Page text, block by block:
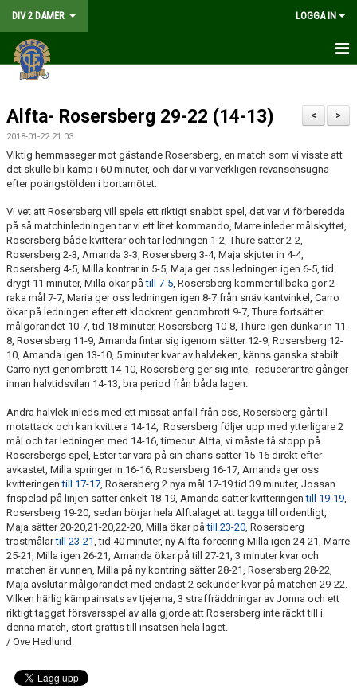
DIV 2 DAMER LOGGA IN
HEM
NYHETER
GÅ PÅ MATCH
MATCHER
KALENDER
TRUPPEN
DOKUMENT
KONTAKT
LIVESÄNDNING
TABELL
>
<
Alfta- Rosersberg 29-22 (14-13)
2018-01-22 21:03
Viktig hemmaseger mot gästande Rosersberg, en match som vi visste att
det skulle bli kamp i 60 minuter, och där vi var verkligen revanschsugna
efter poängstölden i bortamötet.
Vi vet att Rosersberg vill spela ett riktigt snabbt spel, det var vi förberedda
på så matchinledningen tar vi ett litet kommando, Marre inleder målskyttet,
Rosersberg både kvitterar och tar ledningen 1-2, Thure sätter 2-2,
Rosersberg 2-3, Amanda 3-3, Rosersberg 3-4, Maja skjuter in 4-4,
Rosersberg 4-5, Milla kontrar in 5-5, Maja ger oss ledningen igen 6-5, tid
drygt 11 minuter, Milla ökar påtill 7-5, Rosersberg kommer tillbaka gör 2
raka mål 7-7, Maria ger oss ledningen igen 8-7 från snäv kantvinkel, Carro
ökar på ledningen efter ett klockrent genombrott 9-7, Thure fortsätter
målgörandet 10-7, tid 18 minuter, Rosersberg 10-8, Thure igen dunkar in 11-
8, Rosersberg 11-9, Amanda fintar sig igenom sätter 12-9, Rosersberg 12-
10, Amanda igen 13-10, 5 minuter kvar av halvleken, känns ganska stabilt.
Carro nytt genombrott 14-10, Rosersberg ger sig inte, reducerar tre gånger
innan halvtidsvilan 14-13, bra period från båda lagen.
Andra halvlek inleds med ett missat anfall från oss, Rosersberg går till
motattack och kan kvittera 14-14, Rosersberg följer upp med ytterligare 2
mål och tar ledningen med 14-16, timeout Alfta, vi måste få stopp på
Rosersbergs spel, Ester tar vara på sin chans sätter 15-16 direkt efter
avkastet, Milla springer in 16-16, Rosersberg 16-17, Amanda ger oss
kvitteringentill 17-17, Rosersberg 2 nya mål 17-19 tid 39 minuter, Jossan
frispelad på linjen sätter enkelt 18-19, Amanda sätter kvitteringentill 19-19,
Rosersberg 19-20, sedan börjar hela Alftalaget att tagga till ordentligt,
Maja sätter 20-20,21-20,22-20, Milla ökar påtill 23-20, Rosersberg
tröstmålartill 23-21, tid 40 minuter, ny Alfta forcering Milla igen 24-21, Marre
25-21, Milla igen 26-21, Amanda ökar på till 27-21, 3 minuter kvar och
matchen är vunnen, Milla på ny kontring sätter 28-21, Rosersberg 28-22,
Maja avslutar målgörandet med endast 2 sekunder kvar på matchen 29-22.
Vilken härlig kämpainsats av tjejerna, 3 straffräddningar av Jonna och ett
riktigt taggat försvarsspel av alla gjorde att Rosersberg inte räckt till i
denna match, stort grattis till insatsen hela laget.
/ Ove Hedlund